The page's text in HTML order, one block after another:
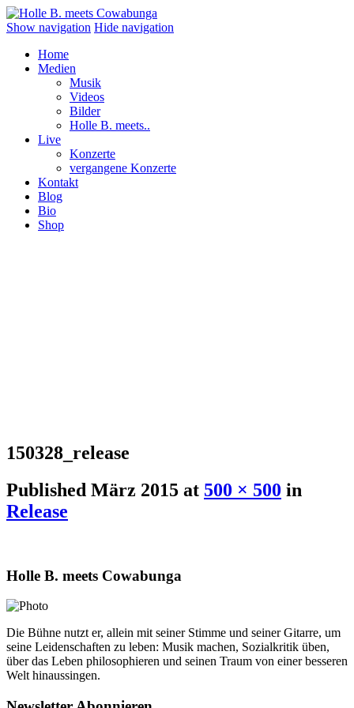
Show navigation Hide navigation
Home
Medien
Musik
Videos
Bilder
Holle B. meets..
Live
Konzerte
vergangene Konzerte
Kontakt
Blog
Bio
Shop
150328_release
Published März 2015 at 500 × 500 in
Release
Holle B. meets Cowabunga
Die Bühne nutzt er, allein mit seiner Stimme und seiner Gitarre, um
seine Leidenschaften zu leben: Musik machen, Sozialkritik üben,
über das Leben philosophieren und seinen Traum von einer besseren
Welt hinaussingen.